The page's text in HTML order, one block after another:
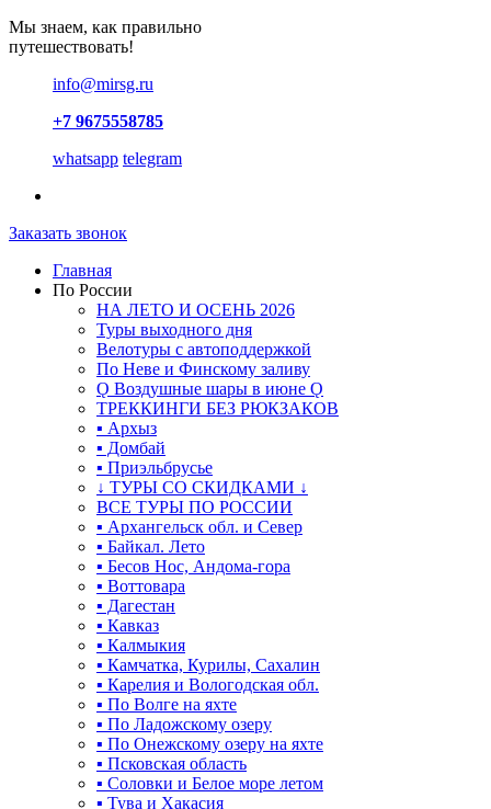
Мы знаем, как правильно
путешествовать!
info@mirsg.ru
+7 9675558785
whatsapp telegram
Заказать звонок
Главная
По России
НА ЛЕТО И ОСЕНЬ 2026
Туры выходного дня
Велотуры с автоподдержкой
По Неве и Финскому заливу
Ǫ Воздушные шары в июне Ǫ
ТРЕККИНГИ БЕЗ РЮКЗАКОВ
▪ Архыз
▪ Домбай
▪ Приэльбрусье
↓ ТУРЫ СО СКИДКАМИ ↓
ВСЕ ТУРЫ ПО РОССИИ
▪ Архангельск обл. и Север
▪ Байкал. Лето
▪ Бесов Нос, Андома-гора
▪ Воттовара
▪ Дагестан
▪ Кавказ
▪ Калмыкия
▪ Камчатка, Курилы, Сахалин
▪ Карелия и Вологодская обл.
▪ По Волге на яхте
▪ По Ладожскому озеру
▪ По Онежскому озеру на яхте
▪ Псковская область
▪ Соловки и Белое море летом
▪ Тува и Хакасия